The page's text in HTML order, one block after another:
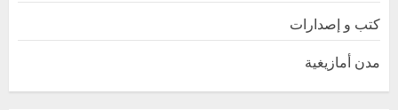
كتب و إصدارات
مدن أمازيغية